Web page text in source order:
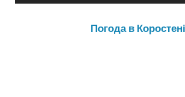
Погода в Коростені